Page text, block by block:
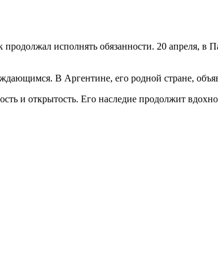
исполнять обязанности. 20 апреля, в
В Аргентине, его родной стране,
и открытость. Его наследие продолжит